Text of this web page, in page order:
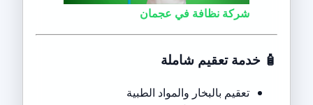
شركة نظافة في عجمان
🧴 خدمة تعقيم شاملة
تعقيم بالبخار والمواد الطبية